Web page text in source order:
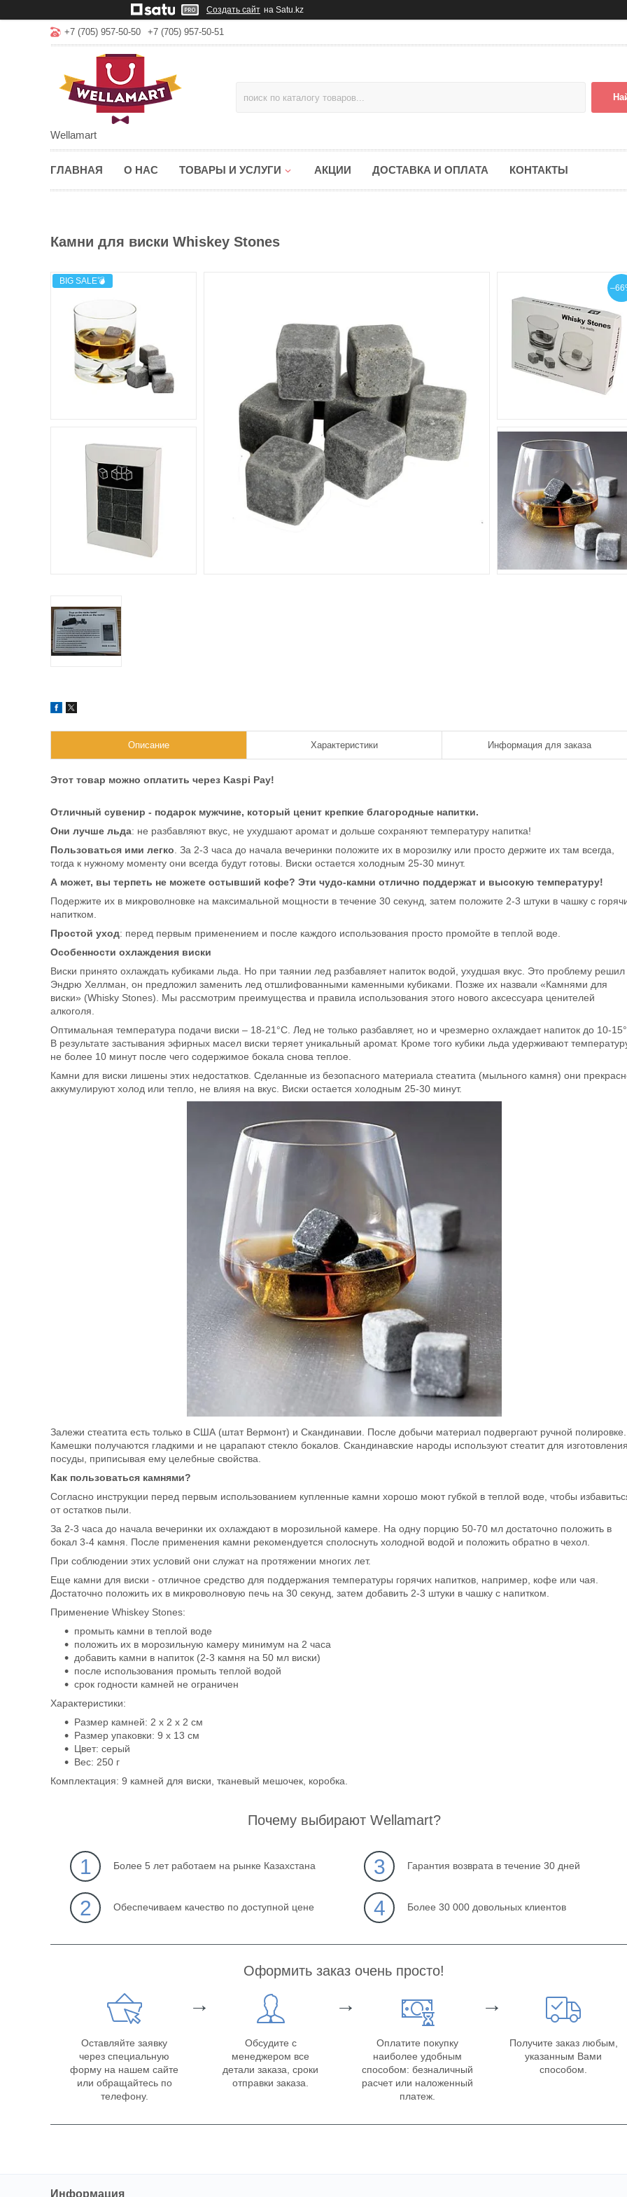
Создать сайт на Satu.kz
+7 (705) 957-50-50 +7 (705) 957-50-51
Wellamart
ГЛАВНАЯ О НАС ТОВАРЫ И УСЛУГИ АКЦИИ ДОСТАВКА И ОПЛАТА КОНТАКТЫ
Камни для виски Whiskey Stones
BIG SALE💣
Описание Характеристики Информация для заказа
Этот товар можно оплатить через Kaspi Pay!
Отличный сувенир - подарок мужчине, который ценит крепкие благородные напитки.
Они лучше льда: не разбавляют вкус, не ухудшают аромат и дольше сохраняют температуру напитка!
Пользоваться ими легко . За 2-3 часа до начала вечеринки положите их в морозилку или просто держите их там всегда,
тогда к нужному моменту они всегда будут готовы. Виски остается холодным 25-30 минут.
А может, вы терпеть не можете остывший кофе? Эти чудо-камни отлично поддержат и высокую температуру!
Подержите их в микроволновке на максимальной мощности в течение 30 секунд, затем положите 2-3 штуки в чашку с
напитком.
Простой уход: перед первым применением и после каждого использования просто промойте в теплой воде.
Особенности охлаждения виски
Виски принято охлаждать кубиками льда. Но при таянии лед разбавляет напиток водой, ухудшая вкус. Это проблему решил
Эндрю Хеллман, он предложил заменить лед отшлифованными каменными кубиками. Позже их назвали «Камнями для
виски» (Whisky Stones). Мы рассмотрим преимущества и правила использования этого нового аксессуара ценителей
алкоголя.
Оптимальная температура подачи виски – 18-21°C. Лед не только разбавляет, но и чрезмерно охлаждает напиток до 10-
В результате застывания эфирных масел виски теряет уникальный аромат. Кроме того кубики льда удерживают
не более 10 минут после чего содержимое бокала снова теплое.
Камни для виски лишены этих недостатков. Сделанные из безопасного материала стеатита (мыльного камня) они
аккумулируют холод или тепло, не влияя на вкус. Виски остается холодным 25-30 минут.
Залежи стеатита есть только в США (штат Вермонт) и Скандинавии. После добычи материал подвергают ручной полировке.
Камешки получаются гладкими и не царапают стекло бокалов. Скандинавские народы используют стеатит для
посуды, приписывая ему целебные свойства.
Как пользоваться камнями?
Согласно инструкции перед первым использованием купленные камни хорошо моют губкой в теплой воде, чтобы
от остатков пыли.
За 2-3 часа до начала вечеринки их охлаждают в морозильной камере. На одну порцию 50-70 мл достаточно положить в
бокал 3-4 камня. После применения камни рекомендуется сполоснуть холодной водой и положить обратно в чехол.
При соблюдении этих условий они служат на протяжении многих лет.
Еще камни для виски - отличное средство для поддержания температуры горячих напитков, например, кофе или чая.
Достаточно положить их в микроволновую печь на 30 секунд, затем добавить 2-3 штуки в чашку с напитком.
Применение Whiskey Stones:
промыть камни в теплой воде
положить их в морозильную камеру минимум на 2 часа
добавить камни в напиток (2-3 камня на 50 мл виски)
после использования промыть теплой водой
срок годности камней не ограничен
Характеристики:
Размер камней: 2 х 2 х 2 см
Размер упаковки: 9 х 13 см
Цвет: серый
Вес: 250 г
Комплектация: 9 камней для виски, тканевый мешочек, коробка.
Почему выбирают Wellamart?
1 Более 5 лет работаем на рынке Казахстана
2 Обеспечиваем качество по доступной цене
3 Гарантия возврата в течение 30 дней
4 Более 30 000 довольных клиентов
Оформить заказ очень просто!
Оставляйте заявку
через специальную
форму на нашем сайте
или обращайтесь по
телефону.
→
Обсудите с
менеджером все
детали заказа, сроки
отправки заказа.
→
Оплатите покупку
наиболее удобным
способом: безналичный
расчет или наложенный
платеж.
→
Получите заказ любым,
указанным Вами
способом.
Информация